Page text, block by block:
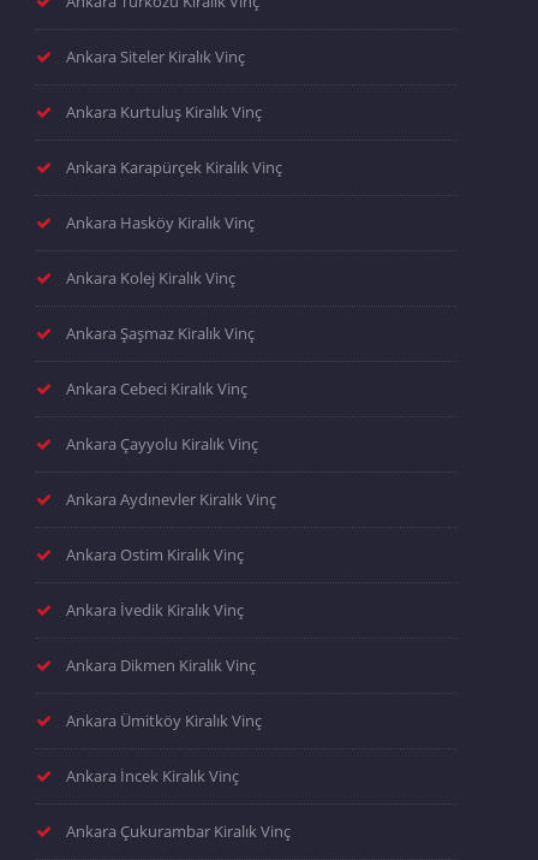
Ankara Siteler Kiralık Vinç
Ankara Kurtuluş Kiralık Vinç
Ankara Karapürçek Kiralık Vinç
Ankara Hasköy Kiralık Vinç
Ankara Kolej Kiralık Vinç
Ankara Şaşmaz Kiralık Vinç
Ankara Cebeci Kiralık Vinç
Ankara Çayyolu Kiralık Vinç
Ankara Aydınevler Kiralık Vinç
Ankara Ostim Kiralık Vinç
Ankara İvedik Kiralık Vinç
Ankara Dikmen Kiralık Vinç
Ankara Ümitköy Kiralık Vinç
Ankara İncek Kiralık Vinç
Ankara Çukurambar Kiralık Vinç